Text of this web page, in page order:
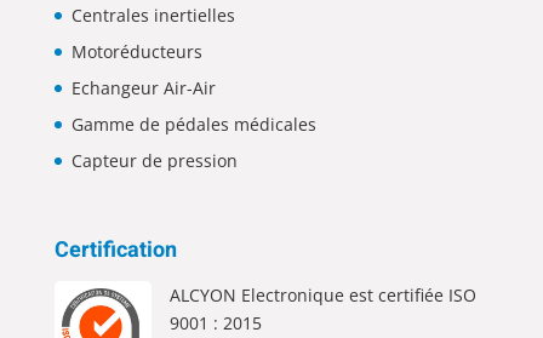
Centrales inertielles
Motoréducteurs
Echangeur Air-Air
Gamme de pédales médicales
Capteur de pression
Certification
ALCYON Electronique est certifiée ISO
9001 : 2015